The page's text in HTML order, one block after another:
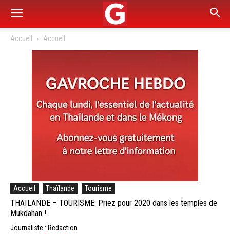
Accueil Accueil
Accueil Thaïlande Tourisme
THAÏLANDE – TOURISME: Priez pour 2020 dans les temples de
Mukdahan !
Journaliste : Redaction